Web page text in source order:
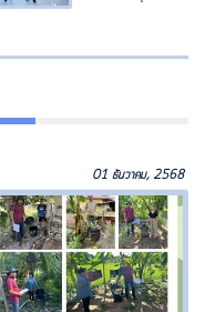
01 ธันวาคม, 2568